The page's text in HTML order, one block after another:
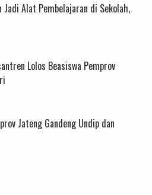
Jadi Alat Pembelajaran di Sekolah,
Lolos Beasiswa Pemprov
Jateng Gandeng Undip dan